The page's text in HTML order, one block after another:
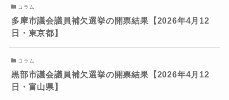
コラム
多摩市議会議員補欠選挙の開票結果【2026年4月12
日・東京都】
コラム
黒部市議会議員補欠選挙の開票結果【2026年4月12
日・富山県】